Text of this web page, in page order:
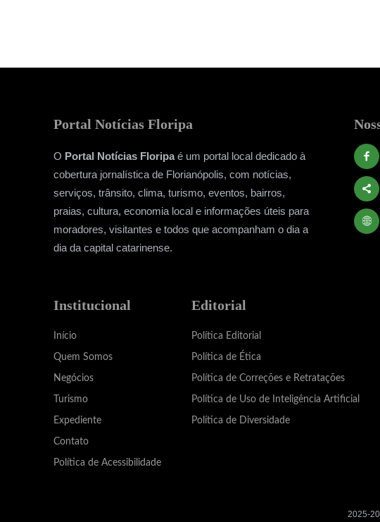
Portal Notícias Floripa
O Portal Notícias Floripaé um portal local dedicado à
cobertura jornalística de Florianópolis, com notícias,
serviços, trânsito, clima, turismo, eventos, bairros,
praias, cultura, economia local e informações úteis para
moradores, visitantes e todos que acompanham o dia a
dia da capital catarinense.
Institucional
Início
Quem Somos
Negócios
Turismo
Expediente
Contato
Política de Acessibilidade
Editorial
Política Editorial
Política de Ética
Política de Correções e Retratações
Política de Uso de Inteligência Artificial
Política de Diversidade
2025-